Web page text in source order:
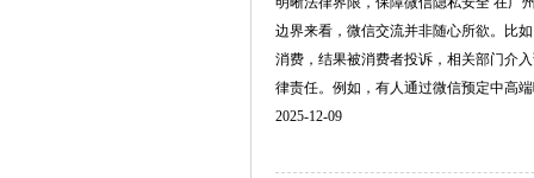
边界来看，微信交流并非随心所欲。比
消费，结果被消费者投诉，相关部门介
律责任。例如，有人通过微信预定中高
2025-12-09